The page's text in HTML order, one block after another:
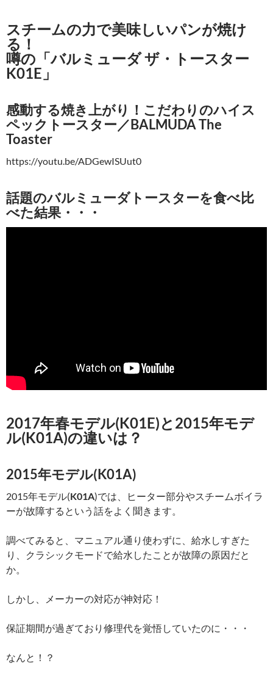
スチームの力で美味しいパンが焼け
る！
噂の「バルミューダ ザ・トースター
K01E」
感動する焼き上がり！こだわりのハイス
ペックトースター／BALMUDA The
Toaster
https://youtu.be/ADGewISUut0
話題のバルミューダトースターを食べ比
べた結果・・・
2017年春モデル(K01E)と2015年モデ
ル(K01A)の違いは？
2015年モデル(K01A)
2015年モデル(K01A)では、ヒーター部分やスチームボイラ
ーが故障するという話をよく聞きます。
調べてみると、マニュアル通り使わずに、給水しすぎた
り、クラシックモードで給水したことが故障の原因だと
か。
しかし、メーカーの対応が神対応！
保証期間が過ぎており修理代を覚悟していたのに・・・
なんと！？